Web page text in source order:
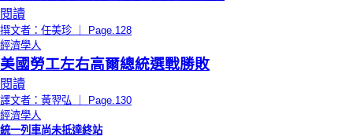
閱讀
撰文者：任美珍 ｜ Page.128
經濟學人
美國勞工左右高爾總統選戰勝敗
閱讀
譯文者：黃翌弘 ｜ Page.130
經濟學人
統一列車尚未抵達終站